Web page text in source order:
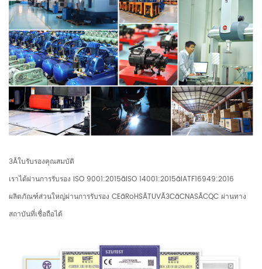
3Ãใบรับรองคุณสมบัติ
เราได้ผ่านการรับรอง ISO 9001:2015ãISO 14001:2015ãIATF16949:2016
ผลิตภัณฑ์ส่วนใหญ่ผ่านการรับรอง CEãRoHSÃTUVÃ3CãCNASÃCQC ผ่านทาง
สถาบันที่เชื่อถือได้